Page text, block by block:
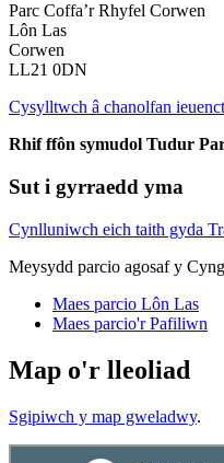
Parc Coffa’r Rhyfel Corwen
Lôn Las
Corwen
LL21 0DN
Cysylltwch â chanolfan
Rhif ffôn symudol Tudur
Sut i gyrraedd yma
Cynlluniwch eich taith gyda
Meysydd parcio agosaf y
Maes parcio Lôn Las
Maes parcio'r Pafiliwn
Map o'r lleoliad
Sgipiwch y map gweladwy.